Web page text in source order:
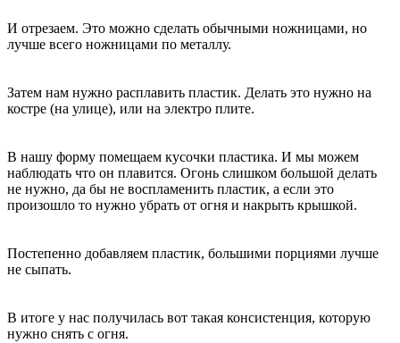
И отрезаем. Это можно сделать обычными ножницами, но
лучше всего ножницами по металлу.
Затем нам нужно расплавить пластик. Делать это нужно на
костре (на улице), или на электро плите.
В нашу форму помещаем кусочки пластика. И мы можем
наблюдать что он плавится. Огонь слишком большой делать
не нужно, да бы не воспламенить пластик, а если это
произошло то нужно убрать от огня и накрыть крышкой.
Постепенно добавляем пластик, большими порциями лучше
не сыпать.
В итоге у нас получилась вот такая консистенция, которую
нужно снять с огня.